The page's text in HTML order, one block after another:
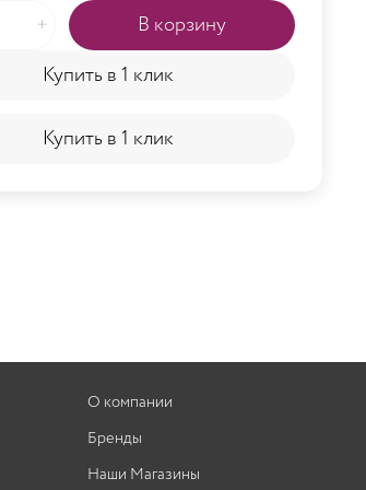
В корзину
Купить в 1 клик
Купить в 1 клик
О компании
Бренды
Наши Магазины